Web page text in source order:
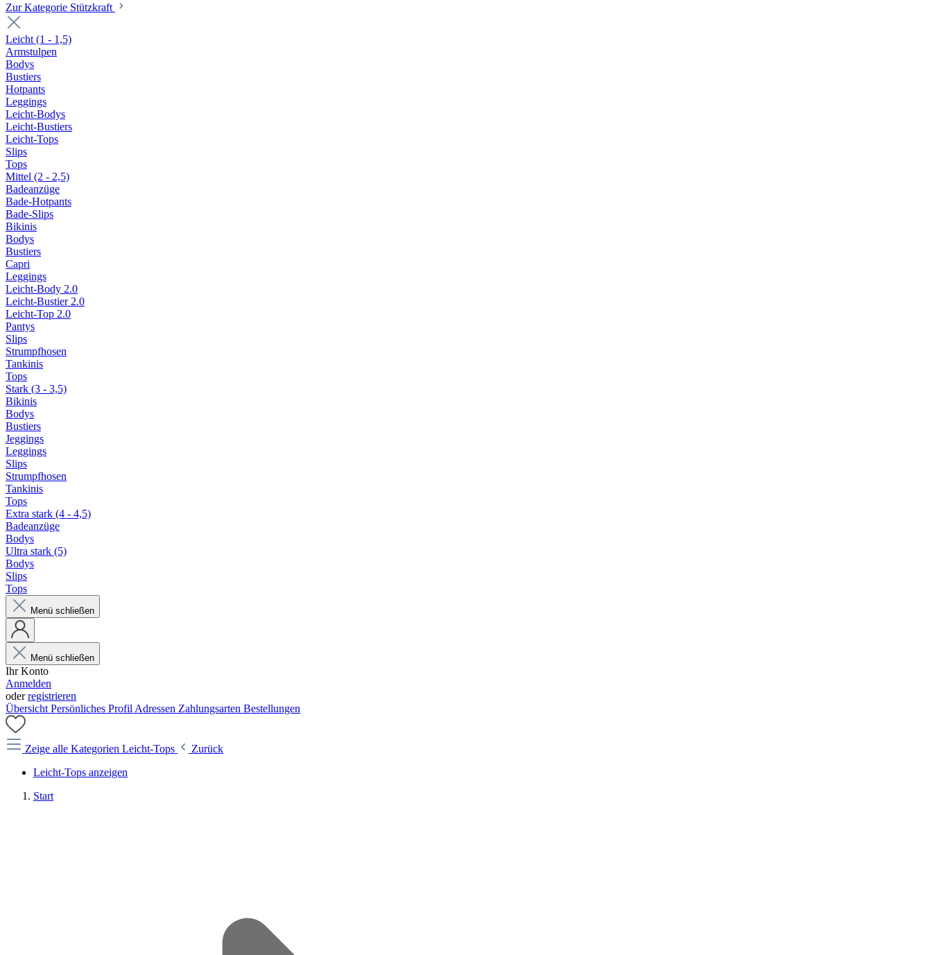
Zur Kategorie Stützkraft
Leicht (1 - 1,5)
Armstulpen
Bodys
Bustiers
Hotpants
Leggings
Leicht-Bodys
Leicht-Bustiers
Leicht-Tops
Slips
Tops
Mittel (2 - 2,5)
Badeanzüge
Bade-Hotpants
Bade-Slips
Bikinis
Bodys
Bustiers
Capri
Leggings
Leicht-Body 2.0
Leicht-Bustier 2.0
Leicht-Top 2.0
Pantys
Slips
Strumpfhosen
Tankinis
Tops
Stark (3 - 3,5)
Bikinis
Bodys
Bustiers
Jeggings
Leggings
Slips
Strumpfhosen
Tankinis
Tops
Extra stark (4 - 4,5)
Badeanzüge
Bodys
Ultra stark (5)
Bodys
Slips
Tops
Menü schließen
Menü schließen
Ihr Konto
Anmelden
oderregistrieren
Übersicht Persönliches Profil Adressen Zahlungsarten Bestellungen
Zeige alle Kategorien Leicht-Tops
Zurück
Leicht-Tops anzeigen
Start